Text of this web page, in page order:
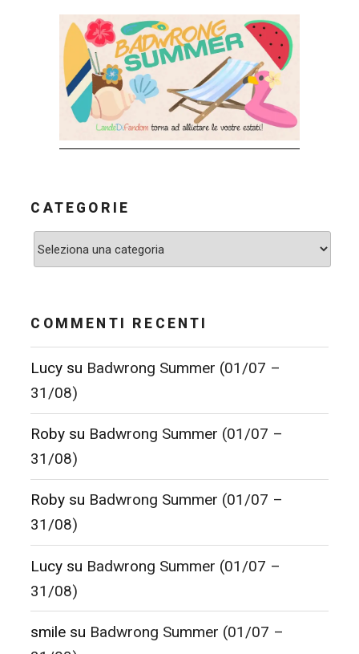
CATEGORIE
Categorie
COMMENTI RECENTI
Lucy su Badwrong Summer (01/07 –
31/08)
Roby su Badwrong Summer (01/07 –
31/08)
Roby su Badwrong Summer (01/07 –
31/08)
Lucy su Badwrong Summer (01/07 –
31/08)
smile su Badwrong Summer (01/07 –